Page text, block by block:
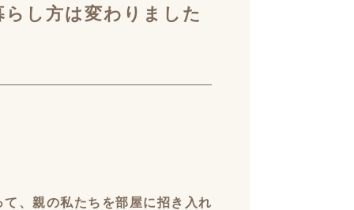
し方は変わりました
、親の私たちを部屋に招き入れ